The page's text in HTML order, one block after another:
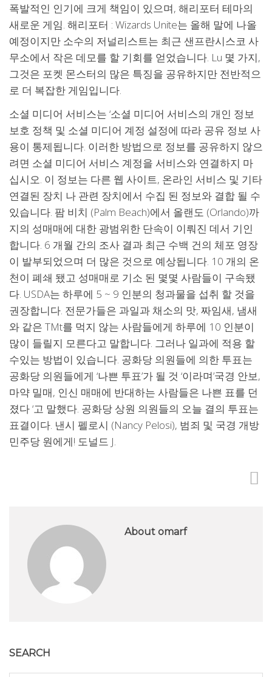
폭발적인 인기에 크게 책임이 있으며, 해리포터 테마의
새로운 게임. 해리포터 : Wizards Unite는 올해 말에 나올
예정이지만 소수의 저널리스트는 최근 샌프란시스코 사
무소에서 작은 데모를 할 기회를 얻었습니다. Lu 몇 가지,
그것은 포켓 몬스터의 많은 특징을 공유하지만 전반적으
로 더 복잡한 게임입니다.
소셜 미디어 서비스는 ‘소셜 미디어 서비스의 개인 정보
보호 정책 및 소셜 미디어 계정 설정에 따라 공유 정보 사
용이 통제됩니다. 이러한 방법으로 정보를 공유하지 않으
려면 소셜 미디어 서비스 계정을 서비스와 연결하지 마
십시오. 이 정보는 다른 웹 사이트, 온라인 서비스 및 기타
연결된 장치 나 관련 장치에서 수집 된 정보와 결합 될 수
있습니다. 팜 비치 (Palm Beach)에서 올랜도 (Orlando)까
지의 성매매에 대한 광범위한 단속이 이뤄진 데서 기인
합니다. 6 개월 간의 조사 결과 최근 수백 건의 체포 영장
이 발부되었으며 더 많은 것으로 예상됩니다. 10 개의 온
천이 폐쇄 됐고 성매매로 기소 된 몇몇 사람들이 구속됐
다. USDA는 하루에 5 ~ 9 인분의 청과물을 섭취 할 것을
권장합니다. 전문가들은 과일과 채소의 맛, 짜임새, 냄새
와 같은 TMt를 먹지 않는 사람들에게 하루에 10 인분이
많이 들릴지 모른다고 말합니다. 그러나 일과에 적용 할
수있는 방법이 있습니다. 공화당 의원들에 의한 투표는
공화당 의원들에게 ‘나쁜 투표’가 될 것 ‘이라며’국경 안보,
마약 밀매, 인신 매매에 반대하는 사람들은 나쁜 표를 던
졌다 ‘고 말했다. 공화당 상원 의원들의 오늘 결의 투표는
표결이다. 낸시 펠로시 (Nancy Pelosi), 범죄 및 국경 개방
민주당 원에게! 도널드 J.
About omarf
SEARCH